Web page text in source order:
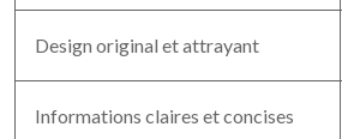
Design original et attrayant
Informations claires et concises